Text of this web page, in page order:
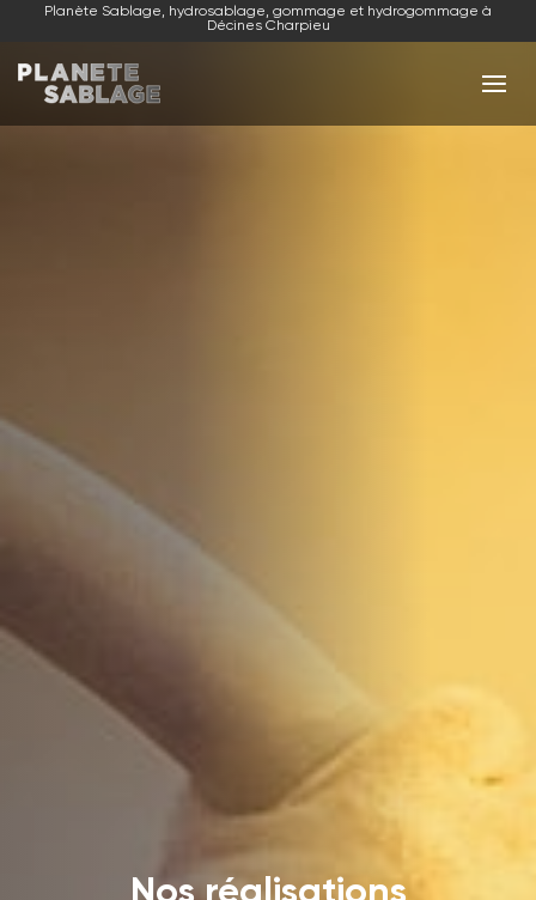
Planète Sablage, hydrosablage, gommage et hydrogommage à
Décines Charpieu